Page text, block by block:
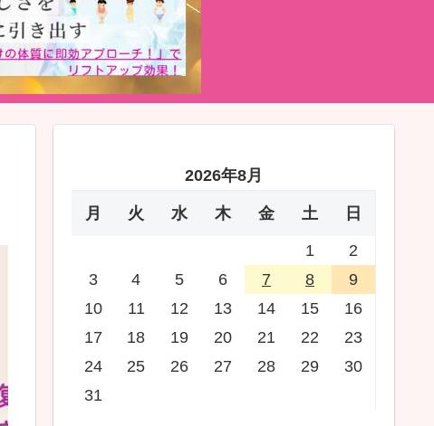
2026年8月
月 火 水 木 金 土 日
1
2
3
4 5 6 7 8
9
10
11 12 13 14 15
16
17
18 19 20 21 22
23
24
25 26 27 28 29
30
31